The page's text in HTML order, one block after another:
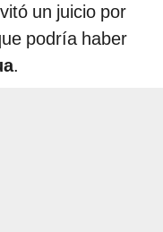
un juicio por
podría haber
.